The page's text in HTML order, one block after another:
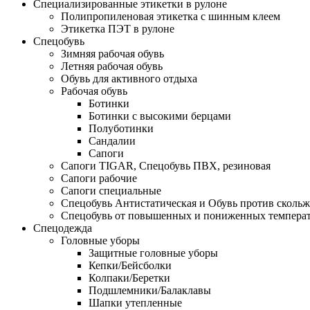
Специализированные этикетки в рулоне
Полипропиленовая этикетка с шинным клеем
Этикетка ПЭТ в рулоне
Спецобувь
Зимняя рабочая обувь
Летняя рабочая обувь
Обувь для активного отдыха
Рабочая обувь
Ботинки
Ботинки с высокими берцами
Полуботинки
Сандалии
Сапоги
Сапоги TIGAR, Спецобувь ПВХ, резиновая
Сапоги рабочие
Сапоги специальные
Спецобувь Антистатическая и Обувь против
Спецобувь от повышенных и пониженных
Спецодежда
Головные уборы
Защитные головные уборы
Кепки/Бейсболки
Колпаки/Беретки
Подшлемники/Балаклавы
Шапки утепленные